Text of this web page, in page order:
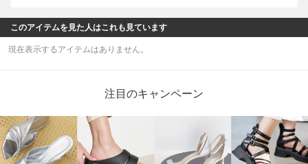
このアイテムを見た人はこれも見ています
現在表示するアイテムはありません。
注目のキャンペーン